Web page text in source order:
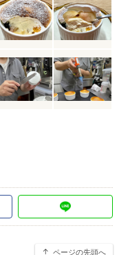
ページの先頭へ